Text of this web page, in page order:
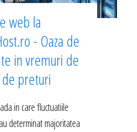
web la
- Oaza de
in vremuri de
preturi
in care fluctuatiile
determinat majoritatea